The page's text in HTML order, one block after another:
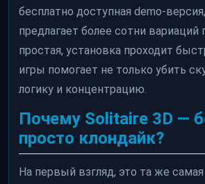
бесплатно доступная demo-
предлагает более сотни вариаций
простая, установка проходит
игры помогает не только убить
логику и концентрацию.
Почему Solitaire 3D —
просто клондайк?
На первый взгляд, это та же самая